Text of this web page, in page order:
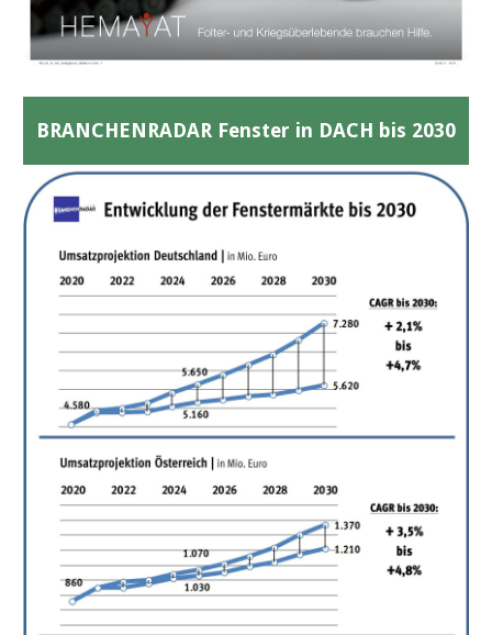
BRANCHENRADAR Fenster in DACH bis 2030